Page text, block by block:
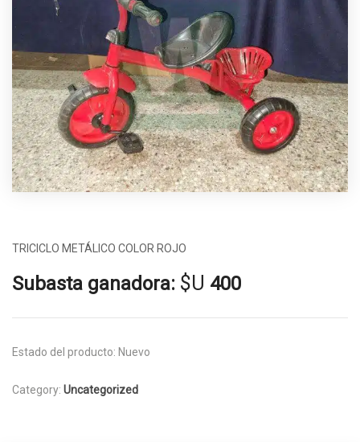
TRICICLO METÁLICO COLOR ROJO
Subasta ganadora: $U 400
Estado del producto: Nuevo
Category: Uncategorized